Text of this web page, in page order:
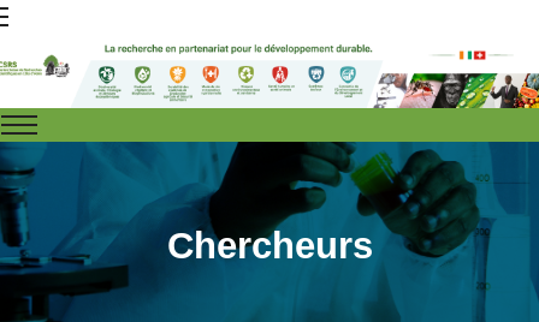
Chercheurs